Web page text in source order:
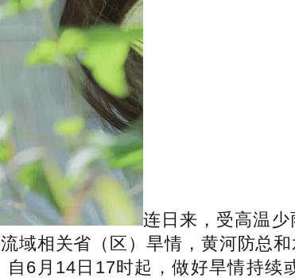
连日来，受高温
域相关省（区）旱情，黄河防总
6月14日17时起，做好旱情持续